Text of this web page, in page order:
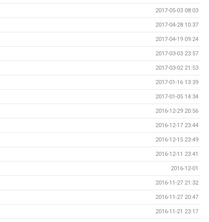
2017-05-03 08:03
2017-04-28 10:37
2017-04-19 09:24
2017-03-03 23:57
2017-03-02 21:53
2017-01-16 13:39
2017-01-05 14:34
2016-12-29 20:56
2016-12-17 23:44
2016-12-15 23:49
2016-12-11 23:41
2016-12-01
2016-11-27 21:32
2016-11-27 20:47
2016-11-21 23:17